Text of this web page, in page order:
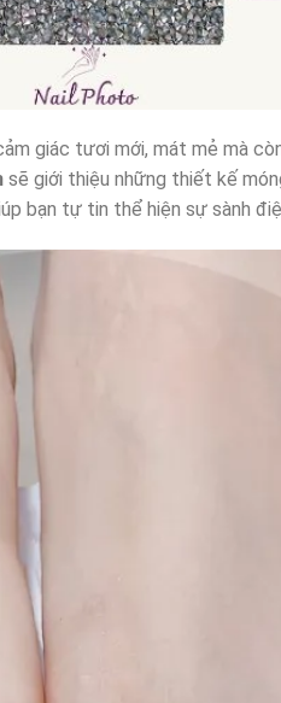
giác tươi mới, mát mẻ mà
sẽ giới thiệu những thiết kế
bạn tự tin thể hiện sự sành